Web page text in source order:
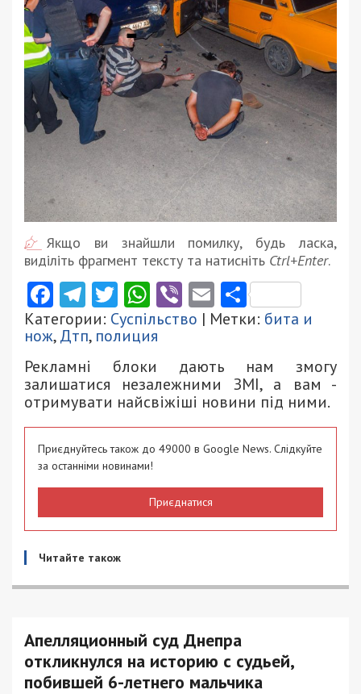
Якщо ви знайшли помилку, будь ласка,
виділіть фрагмент тексту та натисніть Ctrl+Enter.
Facebook
Telegram
Twitter
WhatsApp
ViberEmail
Категории: Суспільство | Метки: бита и
нож,Дтп, полиция
Рекламні блоки дають нам змогу
залишатися незалежними ЗМІ, а вам -
отримувати найсвіжіші новини під ними.
Приєднуйтесь також до 49000 в Google News. Слідкуйте
за останніми новинами!
Приєднатися
Читайте також
Апелляционный суд Днепра
откликнулся на историю с судьей,
побившей 6-летнего мальчика